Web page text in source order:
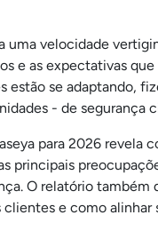
velocidade
e as expectativas
se adaptando,
- de segurança
para 2026 revela
principais
O relatório também
e como